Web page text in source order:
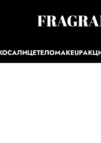
ЛИЦЕТЕЛОMAKEUP